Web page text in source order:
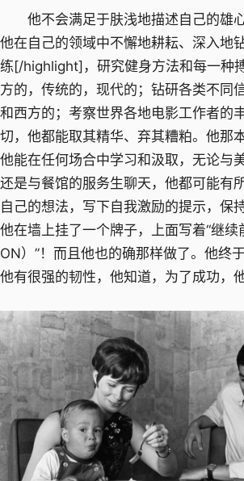
他不会满足于肤浅地描述自己的雄
他在自己的领域中不懈地耕耘、深入地
练[/highlight]，研究健身方法和每一种
方的，传统的，现代的；钻研各类不同
和西方的；考察世界各地电影工作者的
切，他都能取其精华、弃其糟粕。他那
他能在任何场合中学习和汲取，无论与
还是与餐馆的服务生聊天，他都可能有
自己的想法，写下自我激励的提示，保
他在墙上挂了一个牌子，上面写着“继续
ON）”！而且他也的确那样做了。他终
他有很强的韧性，他知道，为了成功，